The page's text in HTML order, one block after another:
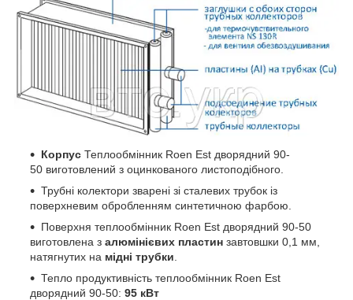
Корпус Теплообмінник Roen Est дворядний 90-
50 виготовлений з оцинкованого листоподібного.
Трубні колектори зварені зі сталевих трубок із
поверхневим обробленням синтетичною фарбою.
Поверхня теплообмінник Roen Est дворядний 90-50
виготовлена з алюмінієвих пластин завтовшки 0,1 мм,
натягнутих на мідні трубки
Тепло продуктивність теплообмінник Roen Est
дворядний 90-50: 95 кВт